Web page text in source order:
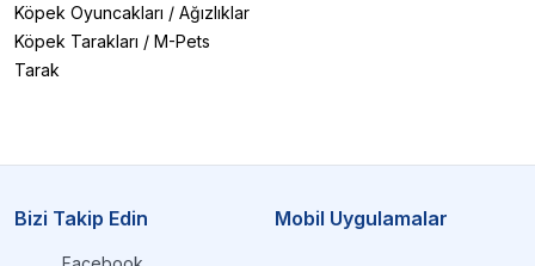
Köpek Oyuncakları / Ağızlıklar
Köpek Tarakları / M-Pets
Tarak
Bizi Takip Edin Mobil Uygulamalar